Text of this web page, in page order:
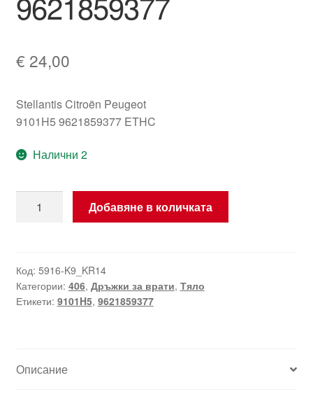
€ 24,00
Stellantis Citroën Peugeot
9101H5 9621859377 ETHC
Налични 2
дясна
задна
врата
9621859377
Добавяне в количката
Код: 5916-K9_KR14
Категории: 406, Дръжки за врати, Тяло
Етикети: 9101H5, 9621859377
Описание